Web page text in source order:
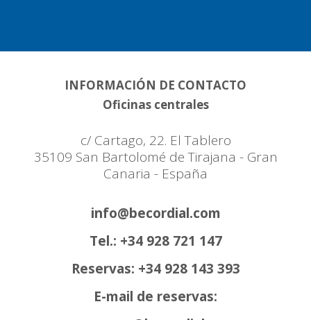
INFORMACIÓN DE CONTACTO
Oficinas centrales
c/ Cartago, 22. El Tablero
35109 San Bartolomé de Tirajana - Gran
Canaria - España
info@becordial.com
Tel.: +34 928 721 147
Reservas: +34 928 143 393
E-mail de reservas: